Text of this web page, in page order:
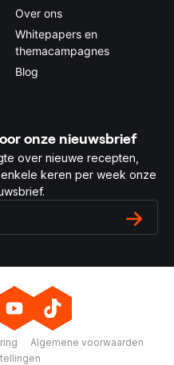
Over ons
Whitepapers en
themacampagnes
Blog
onze nieuwsbrief
over nieuwe recepten,
keren per week onze
Algemene voorwaarden